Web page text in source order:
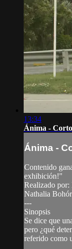
13:34
Ánima -
Ánima -
Contenido
exhibición!"
Realizado
Nathalia
---
Sinopsis
Se dice que
pero ¿qué
referido como